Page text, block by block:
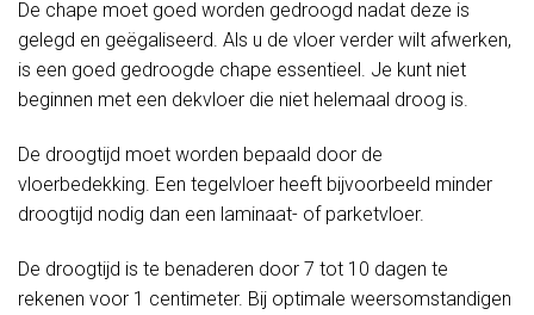
De chape moet goed worden gedroogd nadat deze is
gelegd en geëgaliseerd. Als u de vloer verder wilt afwerken,
is een goed gedroogde chape essentieel. Je kunt niet
beginnen met een dekvloer die niet helemaal droog is.
De droogtijd moet worden bepaald door de
vloerbedekking. Een tegelvloer heeft bijvoorbeeld minder
droogtijd nodig dan een laminaat- of parketvloer.
De droogtijd is te benaderen door 7 tot 10 dagen te
rekenen voor 1 centimeter. Bij optimale weersomstandigen